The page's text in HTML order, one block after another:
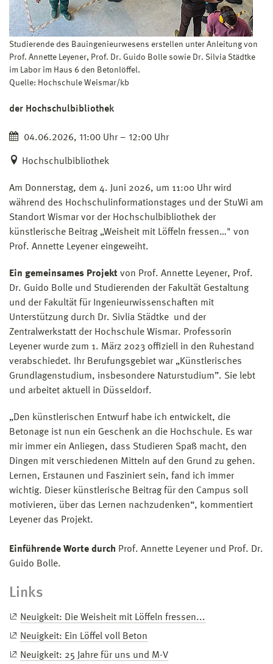
Studierende des Bauingenieurwesens erstellen unter Anleitung von
Prof. Annette Leyener, Prof. Dr. Guido Bolle sowie Dr. Silvia Städtke
im Labor im Haus 6 den Betonlöffel.
Quelle: Hochschule Weismar/kb
der Hochschulbibliothek
04.06.2026, 11:00 Uhr – 12:00 Uhr
Hochschulbibliothek
Am Donnerstag, dem 4. Juni 2026, um 11:00 Uhr wird
während des Hochschulinformationstages und der StuWi am
Standort Wismar vor der Hochschulbibliothek der
künstlerische Beitrag „Weisheit mit Löffeln fressen…" von
Prof. Annette Leyener eingeweiht.
Ein gemeinsames Projekt von Prof. Annette Leyener, Prof.
Dr. Guido Bolle und Studierenden der Fakultät Gestaltung
und der Fakultät für Ingenieurwissenschaften mit
Unterstützung durch Dr. Sivlia Städtke und der
Zentralwerkstatt der Hochschule Wismar. Professorin
Leyener wurde zum 1. März 2023 offiziell in den Ruhestand
verabschiedet. Ihr Berufungsgebiet war „Künstlerisches
Grundlagenstudium, insbesondere Naturstudium”. Sie lebt
und arbeitet aktuell in Düsseldorf.
„Den künstlerischen Entwurf habe ich entwickelt, die
Betonage ist nun ein Geschenk an die Hochschule. Es war
mir immer ein Anliegen, dass Studieren Spaß macht, den
Dingen mit verschiedenen Mitteln auf den Grund zu gehen.
Lernen, Erstaunen und Fasziniert sein, fand ich immer
wichtig. Dieser künstlerische Beitrag für den Campus soll
motivieren, über das Lernen nachzudenken“, kommentiert
Leyener das Projekt.
Einführende Worte durch Prof. Annette Leyener und Prof. Dr.
Guido Bolle.
Links
Neuigkeit: Die Weisheit mit Löffeln fressen...
Neuigkeit: Ein Löffel voll Beton
Neuigkeit: 25 Jahre für uns und M-V